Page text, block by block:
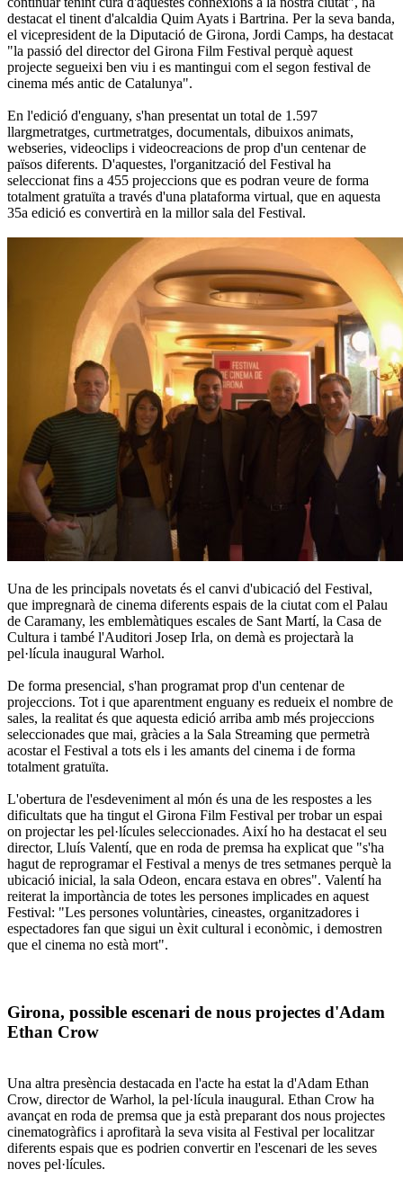
destacat el tinent d'alcaldia Quim Ayats i Bartrina. Per la seva banda,
el vicepresident de la Diputació de Girona, Jordi Camps, ha destacat
"la passió del director del Girona Film Festival perquè aquest
projecte segueixi ben viu i es mantingui com el segon festival de
cinema més antic de Catalunya".
En l'edició d'enguany, s'han presentat un total de 1.597
llargmetratges, curtmetratges, documentals, dibuixos animats,
webseries, videoclips i videocreacions de prop d'un centenar de
països diferents. D'aquestes, l'organització del Festival ha
seleccionat fins a 455 projeccions que es podran veure de forma
totalment gratuïta a través d'una plataforma virtual, que en aquesta
35a edició es convertirà en la millor sala del Festival.
Una de les principals novetats és el canvi d'ubicació del Festival,
que impregnarà de cinema diferents espais de la ciutat com el Palau
de Caramany, les emblemàtiques escales de Sant Martí, la Casa de
Cultura i també l'Auditori Josep Irla, on demà es projectarà la
pel·lícula inaugural Warhol.
De forma presencial, s'han programat prop d'un centenar de
projeccions. Tot i que aparentment enguany es redueix el nombre de
sales, la realitat és que aquesta edició arriba amb més projeccions
seleccionades que mai, gràcies a la Sala Streaming que permetrà
acostar el Festival a tots els i les amants del cinema i de forma
totalment gratuïta.
L'obertura de l'esdeveniment al món és una de les respostes a les
dificultats que ha tingut el Girona Film Festival per trobar un espai
on projectar les pel·lícules seleccionades. Així ho ha destacat el seu
director, Lluís Valentí, que en roda de premsa ha explicat que "s'ha
hagut de reprogramar el Festival a menys de tres setmanes perquè la
ubicació inicial, la sala Odeon, encara estava en obres". Valentí ha
reiterat la importància de totes les persones implicades en aquest
Festival: "Les persones voluntàries, cineastes, organitzadores i
espectadores fan que sigui un èxit cultural i econòmic, i demostren
que el cinema no està mort".
Girona, possible escenari de nous projectes d'Adam
Ethan Crow
Una altra presència destacada en l'acte ha estat la d'Adam Ethan
Crow, director de Warhol, la pel·lícula inaugural. Ethan Crow ha
avançat en roda de premsa que ja està preparant dos nous projectes
cinematogràfics i aprofitarà la seva visita al Festival per localitzar
diferents espais que es podrien convertir en l'escenari de les seves
noves pel·lícules.